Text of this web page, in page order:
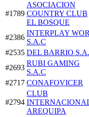
#1789
ASOCIACION
COUNTRY CLUB
EL BOSQUE
#2386
INTERPLAY
S.A.C
#2535 DEL BARRIO
#2693
RUBI GAMING
S.A.C
#2717 CONAFOVICER
#2794
CLUB
AREQUIPA